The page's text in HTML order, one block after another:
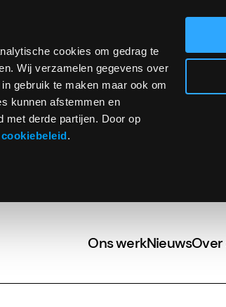
cookies om gedrag te
Wij verzamelen gegevens over
gebruik te maken maar ook om
kunnen afstemmen en
met derde partijen. Door op
cookiebeleid.
Ons werkNieuwsOver